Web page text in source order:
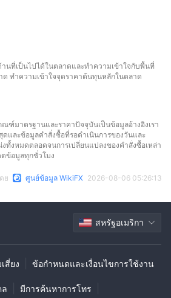
นที่เป็นไปได้ในตลาดและทำความเข้าใจกับพื้นที่
ด ทำความเข้าใจจุดราคาต้นทุนหลักในตลาด
ฑ์มาตรฐานและราคาปัจจุบันเป็นข้อมูลอ้างอิงเรา
และข้อมูลคำสั่งซื้อที่รอดำเนินการของวันและ
ทั้งหมดตลอดจนการเปลี่ยนแปลงของคำสั่งซื้อเหล่า
ข้อมูลทุกชั่วโมง
ย ศูนย์ข้อมูล WikiFX 2026-08-06 05:26:13
สหรัฐอเมริกา
สี่ยง ข้อกำหนดและเงื่อนไขการใช้งาน
มีการค้นหาการโทร